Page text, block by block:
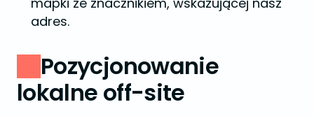
adres.
Pozycjonowanie
lokalne off-site